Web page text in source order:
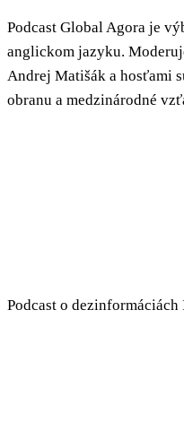
Podcast Global Agora je
anglickom jazyku.
Andrej Matišák a hosťami
obranu a medzinárodné
Podcast o